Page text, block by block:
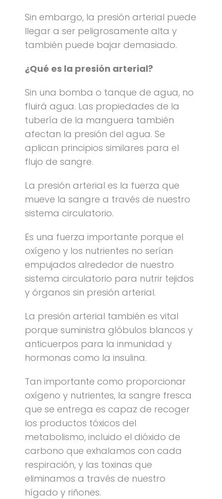
Sin embargo, la presión arterial puede
llegar a ser peligrosamente alta y
también puede bajar demasiado.
¿Qué es la presión arterial?
Sin una bomba o tanque de agua, no
fluirá agua. Las propiedades de la
tubería de la manguera también
afectan la presión del agua. Se
aplican principios similares para el
flujo de sangre.
La presión arterial es la fuerza que
mueve la sangre a través de nuestro
sistema circulatorio.
Es una fuerza importante porque el
oxígeno y los nutrientes no serían
empujados alrededor de nuestro
sistema circulatorio para nutrir tejidos
y órganos sin presión arterial.
La presión arterial también es vital
porque suministra glóbulos blancos y
anticuerpos para la inmunidad y
hormonas como la insulina.
Tan importante como proporcionar
oxígeno y nutrientes, la sangre fresca
que se entrega es capaz de recoger
los productos tóxicos del
metabolismo, incluido el dióxido de
carbono que exhalamos con cada
respiración, y las toxinas que
eliminamos a través de nuestro
hígado y riñones.